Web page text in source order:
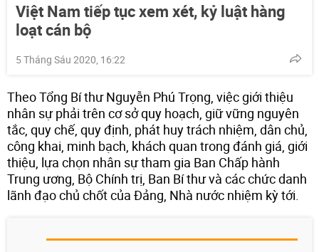
Việt Nam tiếp tục xem xét, kỷ luật hàng
loạt cán bộ
5 Tháng Sáu 2020, 16:22
Theo Tổng Bí thư Nguyễn Phú Trọng, việc giới thiệu
nhân sự phải trên cơ sở quy hoạch, giữ vững nguyên
tắc, quy chế, quy định, phát huy trách nhiệm, dân chủ,
công khai, minh bạch, khách quan trong đánh giá, giới
thiệu, lựa chọn nhân sự tham gia Ban Chấp hành
Trung ương, Bộ Chính trị, Ban Bí thư và các chức danh
lãnh đạo chủ chốt của Đảng, Nhà nước nhiệm kỳ tới.